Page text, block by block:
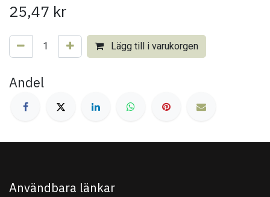
25,47 kr
Lägg till i varukorgen
Andel
Användbara länkar